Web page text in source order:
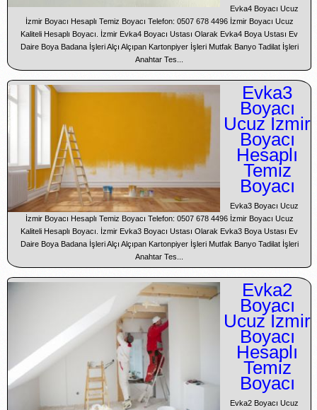
Evka4 Boyacı Ucuz
İzmir Boyacı Hesaplı Temiz Boyacı Telefon: 0507 678 4496 İzmir Boyacı Ucuz
Kaliteli Hesaplı Boyacı. İzmir Evka4 Boyacı Ustası Olarak Evka4 Boya Ustası Ev
Daire Boya Badana İşleri Alçı Alçıpan Kartonpiyer İşleri Mutfak Banyo Tadilat İşleri
Anahtar Tes...
Evka3
Boyacı
Ucuz İzmir
Boyacı
Hesaplı
Temiz
Boyacı
Evka3 Boyacı Ucuz
İzmir Boyacı Hesaplı Temiz Boyacı Telefon: 0507 678 4496 İzmir Boyacı Ucuz
Kaliteli Hesaplı Boyacı. İzmir Evka3 Boyacı Ustası Olarak Evka3 Boya Ustası Ev
Daire Boya Badana İşleri Alçı Alçıpan Kartonpiyer İşleri Mutfak Banyo Tadilat İşleri
Anahtar Tes...
Evka2
Boyacı
Ucuz İzmir
Boyacı
Hesaplı
Temiz
Boyacı
Evka2 Boyacı Ucuz